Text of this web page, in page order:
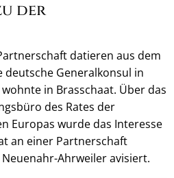
der
datieren aus dem
deutsche Generalkonsul in
in Brasschaat. Über das
des Rates der
Europas wurde das Interesse
an einer Partnerschaft
Ahrweiler avisiert.